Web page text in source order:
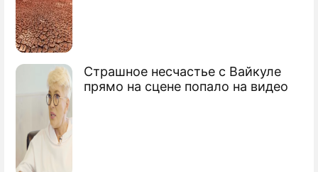
Страшное несчастье с Вайкуле
прямо на сцене попало на видео